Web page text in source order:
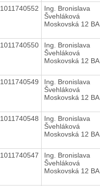
1011740552
Ing. Bronislava
Švehláková
Moskovská 12 BA
1011740550
Ing. Bronislava
Švehláková
Moskovská 12 BA
1011740549
Ing. Bronislava
Švehláková
Moskovská 12 BA
1011740548
Ing. Bronislava
Švehláková
Moskovská 12 BA
1011740547
Ing. Bronislava
Švehláková
Moskovská 12 BA